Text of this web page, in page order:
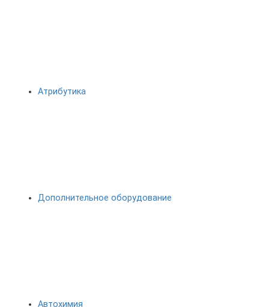
Атрибутика
Дополнительное оборудование
Автохимия